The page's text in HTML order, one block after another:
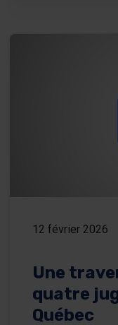
12 février 2026
Une
quatre
Québec